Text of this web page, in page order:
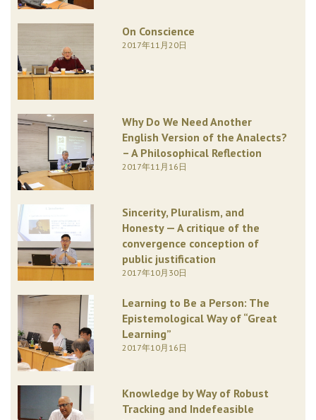
On Conscience
2017年11月20日
Why Do We Need Another
English Version of the Analects?
– A Philosophical Reflection
2017年11月16日
Sincerity, Pluralism, and
Honesty — A critique of the
convergence conception of
public justification
2017年10月30日
Learning to Be a Person: The
Epistemological Way of “Great
Learning”
2017年10月16日
Knowledge by Way of Robust
Tracking and Indefeasible